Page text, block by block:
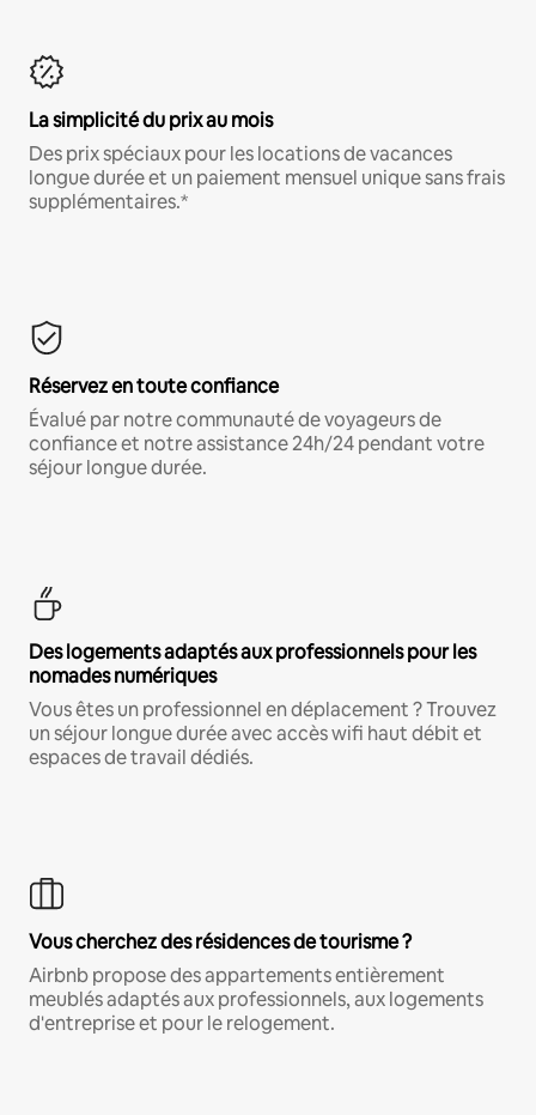
La simplicité du prix au mois
Des prix spéciaux pour les locations de vacances
longue durée et un paiement mensuel unique sans frais
supplémentaires.*
Réservez en toute confiance
Évalué par notre communauté de voyageurs de
confiance et notre assistance 24h/24 pendant votre
séjour longue durée.
Des logements adaptés aux professionnels pour les
nomades numériques
Vous êtes un professionnel en déplacement ? Trouvez
un séjour longue durée avec accès wifi haut débit et
espaces de travail dédiés.
Vous cherchez des résidences de tourisme ?
Airbnb propose des appartements entièrement
meublés adaptés aux professionnels, aux logements
d'entreprise et pour le relogement.